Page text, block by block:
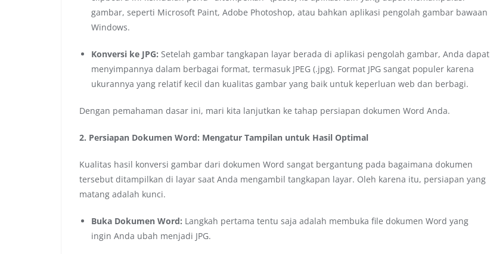
gambar, seperti Microsoft Paint, Adobe Photoshop, atau bahkan aplikasi pengolah gambar bawaan
Windows.
Konversi ke JPG: Setelah gambar tangkapan layar berada di aplikasi pengolah gambar, Anda dapat
menyimpannya dalam berbagai format, termasuk JPEG (.jpg). Format JPG sangat populer karena
ukurannya yang relatif kecil dan kualitas gambar yang baik untuk keperluan web dan berbagi.
Dengan pemahaman dasar ini, mari kita lanjutkan ke tahap persiapan dokumen Word Anda.
2. Persiapan Dokumen Word: Mengatur Tampilan untuk Hasil Optimal
Kualitas hasil konversi gambar dari dokumen Word sangat bergantung pada bagaimana dokumen
tersebut ditampilkan di layar saat Anda mengambil tangkapan layar. Oleh karena itu, persiapan yang
matang adalah kunci.
Buka Dokumen Word: Langkah pertama tentu saja adalah membuka file dokumen Word yang
ingin Anda ubah menjadi JPG.